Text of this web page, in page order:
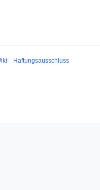
Haftungsausschluss